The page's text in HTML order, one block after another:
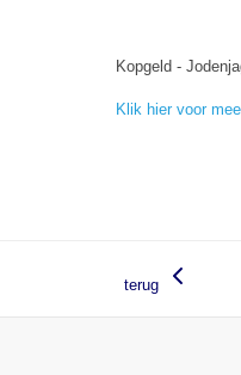
Kopgeld -
Klik hier voor
terug